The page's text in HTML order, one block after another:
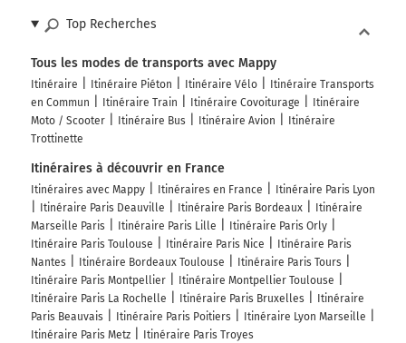
Top Recherches
Tous les modes de transports avec Mappy
Itinéraire Itinéraire Piéton Itinéraire Vélo
Itinéraire Transports
en Commun
Itinéraire Train Itinéraire Covoiturage
Itinéraire
Moto / Scooter
Itinéraire Bus Itinéraire Avion
Itinéraire
Trottinette
Itinéraires à découvrir en France
Itinéraires avec Mappy Itinéraires en France
Itinéraire Paris Lyon
Itinéraire Paris Deauville
Itinéraire Paris Bordeaux
Itinéraire
Marseille Paris
Itinéraire Paris Lille
Itinéraire Paris Orly
Itinéraire Paris Toulouse
Itinéraire Paris Nice
Itinéraire Paris
Nantes
Itinéraire Bordeaux Toulouse
Itinéraire Paris Tours
Itinéraire Paris Montpellier
Itinéraire Montpellier Toulouse
Itinéraire Paris La Rochelle
Itinéraire Paris Bruxelles
Itinéraire
Paris Beauvais
Itinéraire Paris Poitiers
Itinéraire Lyon Marseille
Itinéraire Paris Metz
Itinéraire Paris Troyes